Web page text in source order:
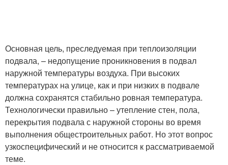
Основная цель, преследуемая при теплоизоляции
подвала, – недопущение проникновения в подвал
наружной температуры воздуха. При высоких
температурах на улице, как и при низких в подвале
должна сохранятся стабильно ровная температура.
Технологически правильно – утепление стен, пола,
перекрытия подвала с наружной стороны во время
выполнения общестроительных работ. Но этот вопрос
узкоспецифический и не относится к рассматриваемой
теме.